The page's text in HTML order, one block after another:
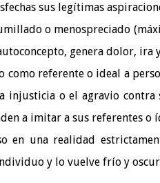
sus legítimas
o menospreciado
genera dolor, ira
como referente o ideal a
injusticia o el agravio
a imitar a sus referentes o
en una realidad
y lo vuelve frío y